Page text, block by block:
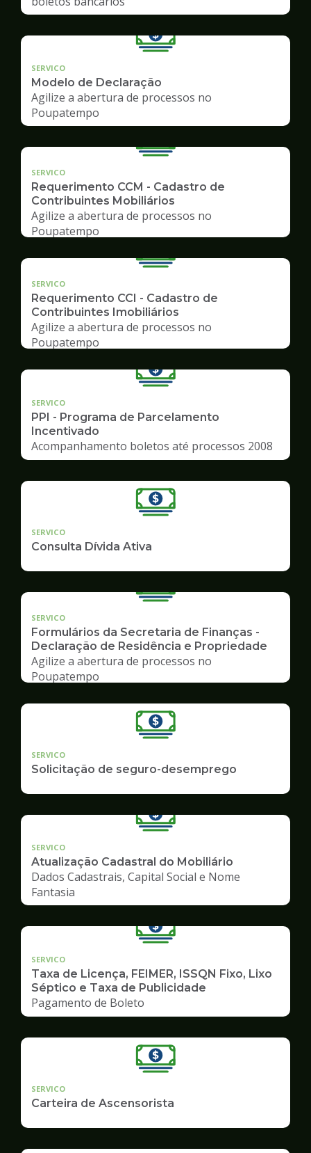
SERVICO
Modelo de Declaração
Agilize a abertura de processos no
Poupatempo
SERVICO
Requerimento CCM - Cadastro de
Contribuintes Mobiliários
Agilize a abertura de processos no
Poupatempo
SERVICO
Requerimento CCI - Cadastro de
Contribuintes Imobiliários
Agilize a abertura de processos no
Poupatempo
SERVICO
PPI - Programa de Parcelamento
Incentivado
Acompanhamento boletos até processos 2008
SERVICO
Consulta Dívida Ativa
SERVICO
Formulários da Secretaria de Finanças -
Declaração de Residência e Propriedade
Agilize a abertura de processos no
Poupatempo
SERVICO
Solicitação de seguro-desemprego
SERVICO
Atualização Cadastral do Mobiliário
Dados Cadastrais, Capital Social e Nome
Fantasia
SERVICO
Taxa de Licença, FEIMER, ISSQN Fixo, Lixo
Séptico e Taxa de Publicidade
Pagamento de Boleto
SERVICO
Carteira de Ascensorista